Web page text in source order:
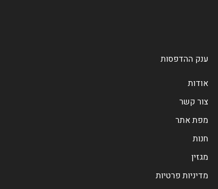
ענק ההדפסות
אודות
צור קשר
מפת אתר
חנות
מגזין
מדיניות פרטיות